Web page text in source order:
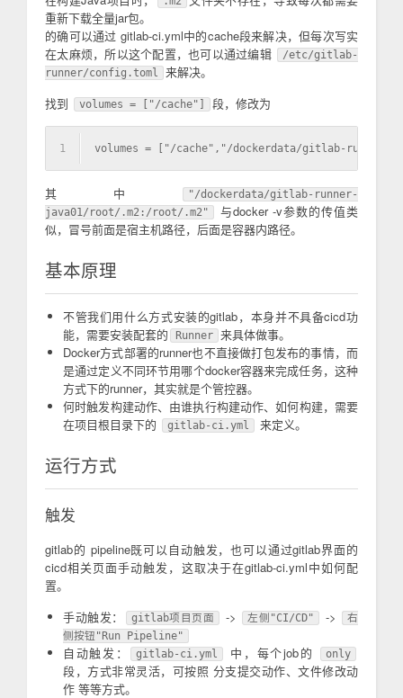
重新下载全量jar包。
的确可以通过 gitlab-ci.yml中的cache段来解决，但每次写实
在太麻烦，所以这个配置，也可以通过编辑
/etc/gitlab-
runner/config.toml
来解决。
找到
volumes = ["/cache"] 段，修改为
1 volumes = ["/cache","/dockerdata/gitlab-runner-
其中
"/dockerdata/gitlab-runner-
java01/root/.m2:/root/.m2"
与docker -v参数的传值类
似，冒号前面是宿主机路径，后面是容器内路径。
基本原理
不管我们用什么方式安装的gitlab，本身并不具备cicd功
能，需要安装配套的
Runner 来具体做事。
Docker方式部署的runner也不直接做打包发布的事情，而
是通过定义不同环节用哪个docker容器来完成任务，这种
方式下的runner，其实就是个管控器。
何时触发构建动作、由谁执行构建动作、如何构建，需要
在项目根目录下的
gitlab-ci.yml 来定义。
运行方式
触发
gitlab的 pipeline既可以自动触发，也可以通过gitlab界面的
cicd相关页面手动触发，这取决于在gitlab-ci.yml中如何配
置。
手动触发：
gitlab项目页面 -> 左侧"CI/CD" ->
右
侧按钮"Run Pipeline"
自动触发： gitlab-ci.yml 中，每个job的 only
段，方式非常灵活，可按照 分支提交动作、文件修改动
作 等等方式。